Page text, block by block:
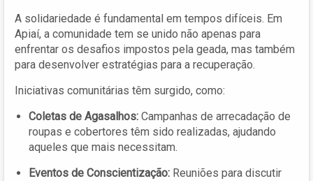
A solidariedade é fundamental em tempos difíceis. Em
Apiaí, a comunidade tem se unido não apenas para
enfrentar os desafios impostos pela geada, mas também
para desenvolver estratégias para a recuperação.
Iniciativas comunitárias têm surgido, como:
Coletas de Agasalhos: Campanhas de arrecadação de
roupas e cobertores têm sido realizadas, ajudando
aqueles que mais necessitam.
Eventos de Conscientização: Reuniões para discutir